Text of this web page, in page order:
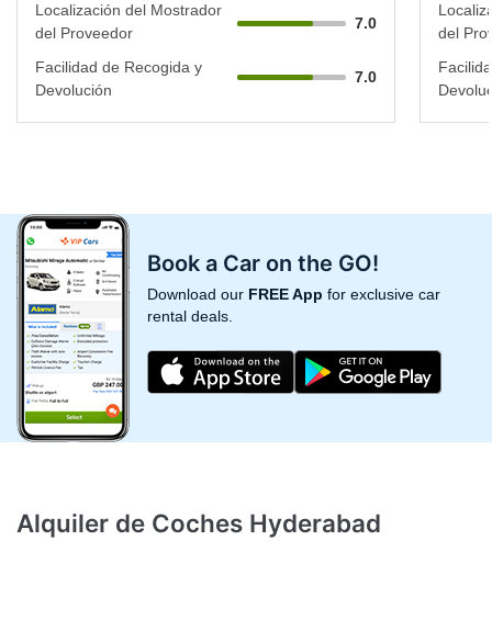
Localización del Mostrador
del Proveedor
7.0
Facilidad de Recogida y
Devolución
7.0
del
Book a Car on the GO!
Download our FREE App for exclusive car
rental deals.
Alquiler de Coches Hyderabad